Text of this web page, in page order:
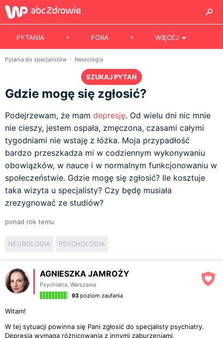
PYTANIA FORA WIĘCEJ
Pytania do specjalistów Neurologia
SZUKAJ PYTAŃ
Gdzie mogę się zgłosić?
Podejrzewam, że mam depresję. Od wielu dni nic mnie
nie cieszy, jestem ospała, zmęczona, czasami całymi
tygodniami nie wstaję z łóżka. Moja przypadłość
bardzo przeszkadza mi w codziennym wykonywaniu
obowiązków, w nauce i w normalnym funkcjonowaniu w
społeczeństwie. Gdzie mogę się zgłosić? Ile kosztuje
taka wizyta u specjalisty? Czy będę musiała
zrezygnować ze studiów?
ponad rok temu
NEUROLOGIA PSYCHOLOGIA
AGNIESZKA JAMROŻY
Psychiatra, Warszawa
93 poziom zaufania
Witam!
W tej sytuacji powinna się Pani zgłosić do specjalisty psychiatry.
Depresja wymaga różnicowania z innymi zaburzeniami,